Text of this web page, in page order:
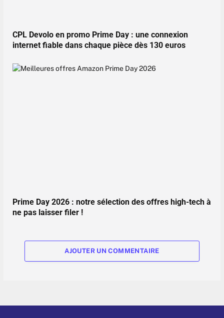
CPL Devolo en promo Prime Day : une connexion
internet fiable dans chaque pièce dès 130 euros
Prime Day 2026 : notre sélection des offres high-tech à
ne pas laisser filer !
AJOUTER UN COMMENTAIRE